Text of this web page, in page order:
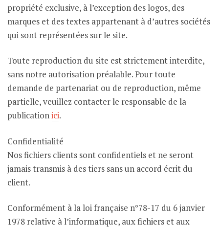
propriété exclusive, à l’exception des logos, des
marques et des textes appartenant à d’autres sociétés
qui sont représentées sur le site.
Toute reproduction du site est strictement interdite,
sans notre autorisation préalable. Pour toute
demande de partenariat ou de reproduction, même
partielle, veuillez contacter le responsable de la
publicationici.
Confidentialité
Nos fichiers clients sont confidentiels et ne seront
jamais transmis à des tiers sans un accord écrit du
client.
Conformément à la loi française n°78-17 du 6 janvier
1978 relative à l’informatique, aux fichiers et aux